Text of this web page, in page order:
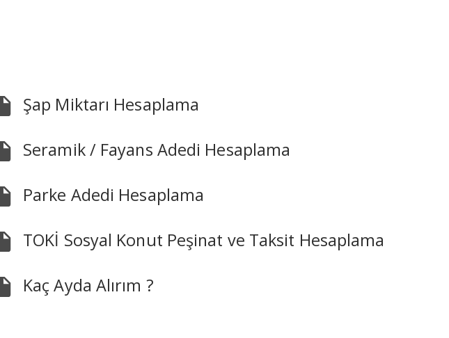
Şap Miktarı Hesaplama
Seramik / Fayans Adedi Hesaplama
Parke Adedi Hesaplama
TOKİ Sosyal Konut Peşinat ve Taksit Hesaplama
Kaç Ayda Alırım ?